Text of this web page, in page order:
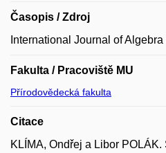
Časopis / Zdroj
International Journal of
Fakulta / Pracoviště MU
Přírodovědecká fakulta
Citace
KLÍMA, Ondřej a Libor